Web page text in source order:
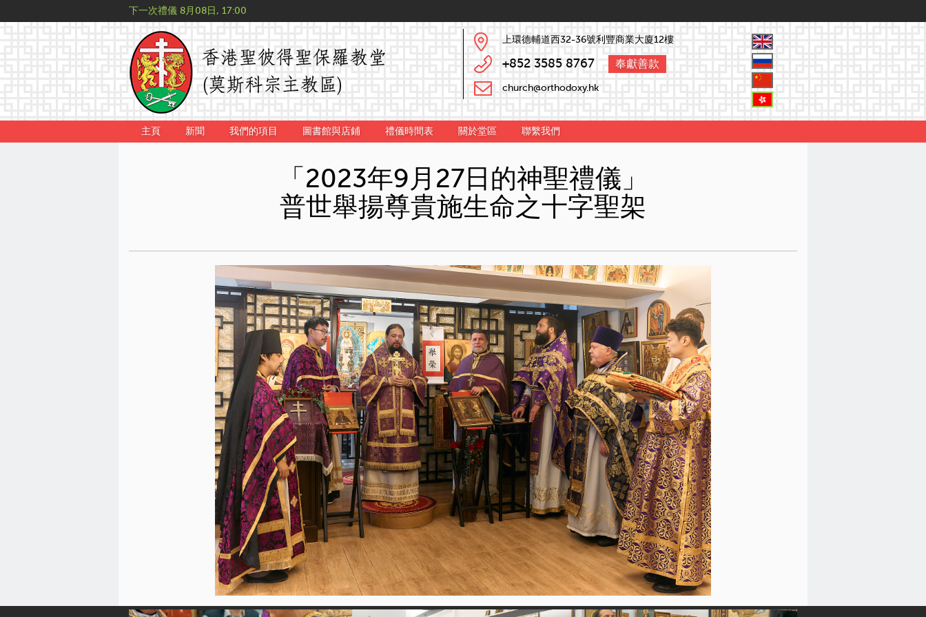
下一次禮儀 8月08日, 17:00
上環德輔道西32-36號利豐商業大廈12樓
+852 3585 8767 奉獻善款
church@orthodoxy.hk
主頁 新聞 我們的項目 圖書館與店鋪 禮儀時間表 關於堂區 聯繫我們
「2023年9月27日的神聖禮儀」
普世舉揚尊貴施生命之十字聖架